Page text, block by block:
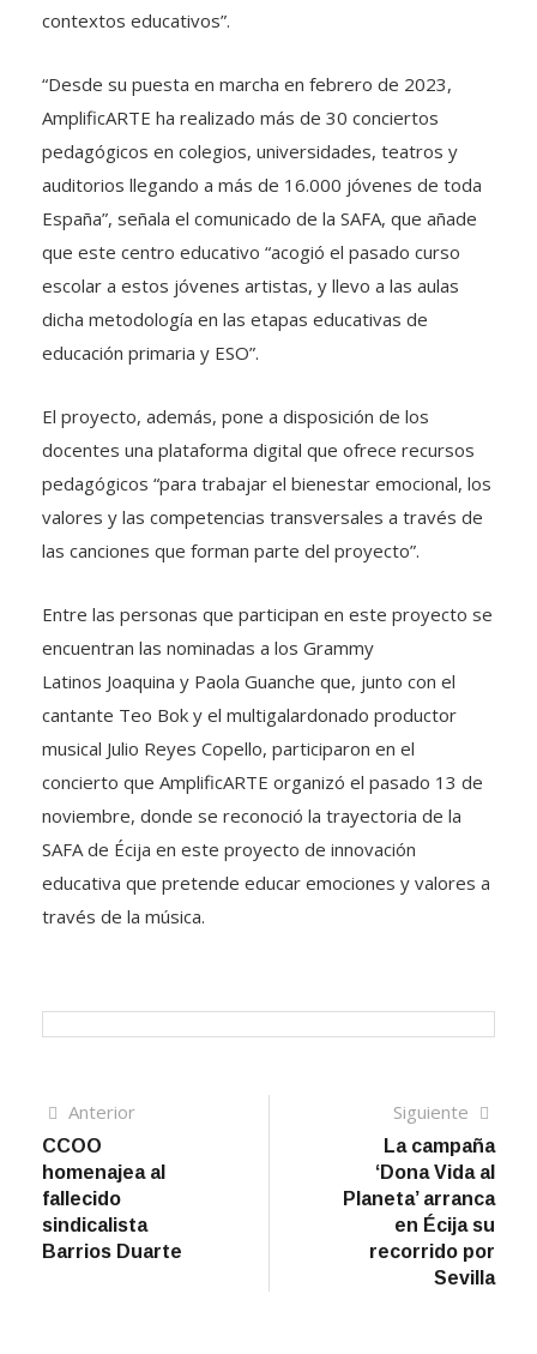
contextos educativos”.
“Desde su puesta en marcha en febrero de 2023,
AmplificARTE ha realizado más de 30 conciertos
pedagógicos en colegios, universidades, teatros y
auditorios llegando a más de 16.000 jóvenes de toda
España”, señala el comunicado de la SAFA, que añade
que este centro educativo “acogió el pasado curso
escolar a estos jóvenes artistas, y llevo a las aulas
dicha metodología en las etapas educativas de
educación primaria y ESO”.
El proyecto, además, pone a disposición de los
docentes una plataforma digital que ofrece recursos
pedagógicos “para trabajar el bienestar emocional, los
valores y las competencias transversales a través de
las canciones que forman parte del proyecto”.
Entre las personas que participan en este proyecto se
encuentran las nominadas a los Grammy
Latinos Joaquina y Paola Guanche que, junto con el
cantante Teo Bok y el multigalardonado productor
musical Julio Reyes Copello, participaron en el
concierto que AmplificARTE organizó el pasado 13 de
noviembre, donde se reconoció la trayectoria de la
SAFA de Écija en este proyecto de innovación
educativa que pretende educar emociones y valores a
través de la música.
Navegación
de
entradas
AnteriorArtículo
CCOO
homenajea al
fallecido
sindicalista
Barrios Duarte
Siguiente
La campaña
‘Dona Vida al
Planeta’ arranca
en Écija su
recorrido por
Sevilla